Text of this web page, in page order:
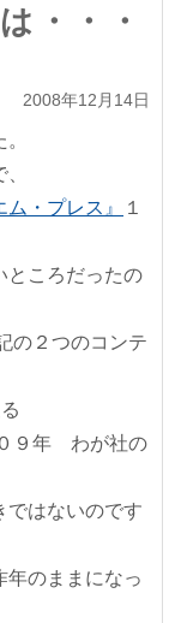
・・・
2008年12月14日
・プレス』
１
ところだったの
の２つのコンテ
９年 わが社の
ではないのです
年のままになっ